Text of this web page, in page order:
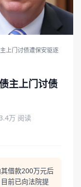
上门讨债遭保安驱逐
主上门讨债
万 阅读
借款200万元后
前已向法院提